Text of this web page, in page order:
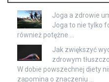
Joga a zdrowie
Joga to nie tylko
również potężne …
Jak zwiększyć
zdrowym
W dobie powszechnej diety
zapomina o znaczeniu …